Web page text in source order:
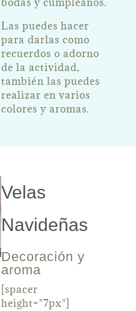
Las puedes hacer
para darlas como
recuerdos o adorno
de la actividad,
también las puedes
realizar en varios
colores y aromas.
Velas
Navideñas
Decoración y
aroma
[spacer
height="7px"]